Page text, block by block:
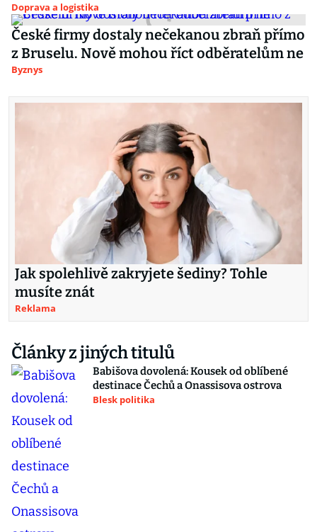
Doprava a logistika
České firmy dostaly nečekanou zbraň přímo
z Bruselu. Nově mohou říct odběratelům ne
Byznys
Jak spolehlivě zakryjete šediny? Tohle
musíte znát
Reklama
Články z jiných titulů
Babišova dovolená: Kousek od oblíbené
destinace Čechů a Onassisova ostrova
Blesk politika